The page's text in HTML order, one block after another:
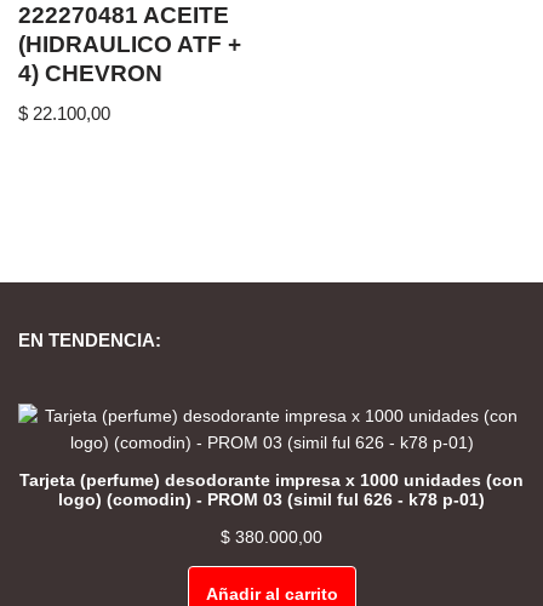
222270481 ACEITE
(HIDRAULICO ATF +
4) CHEVRON
$ 22.100,00
EN TENDENCIA:
Tarjeta (perfume) desodorante impresa x 1000 unidades (con
logo) (comodin) - PROM 03 (simil ful 626 - k78 p-01)
$ 380.000,00
Añadir al carrito